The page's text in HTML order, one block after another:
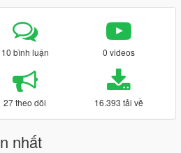
10 bình luận 0 videos
27 theo dõi 16.393 tải về
nhất